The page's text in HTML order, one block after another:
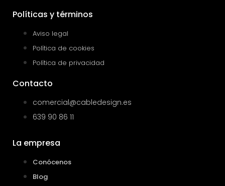
Políticas y términos
Aviso legal
Política de cookies
Política de privacidad
Contacto
comercial@cabledesign.es
639 90 86 11
La empresa
Conócenos
Blog